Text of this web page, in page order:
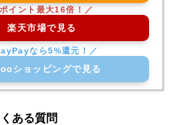
楽天市場で見る
ショッピングで見る
ある質問